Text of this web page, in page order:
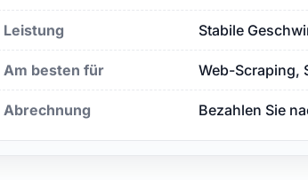
Leistung Stabile
Am besten für Web-Scraping,
Abrechnung Bezahlen Sie